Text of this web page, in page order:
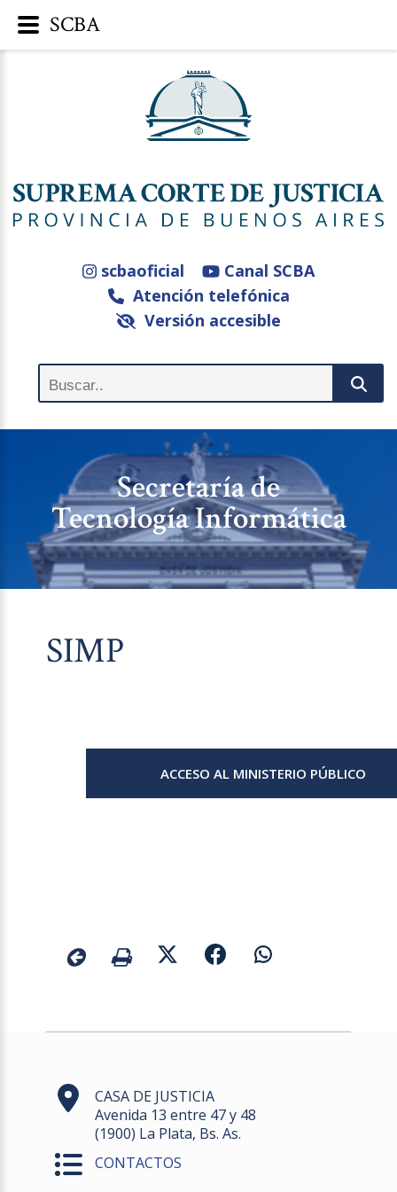
scbaoficial
Canal SCBA
Atención telefónica
Versión accesible
Secretaría de
Tecnología Informática
SIMP
ACCESO AL MINISTERIO PÚBLICO
CASA DE JUSTICIA
Avenida 13 entre 47 y 48
(1900) La Plata, Bs. As.
CONTACTOS
SCBA